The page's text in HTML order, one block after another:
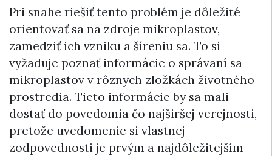
Pri snahe riešiť tento problém je dôležité
orientovať sa na zdroje mikroplastov,
zamedziť ich vzniku a šíreniu sa. To si
vyžaduje poznať informácie o správaní sa
mikroplastov v rôznych zložkách životného
prostredia. Tieto informácie by sa mali
dostať do povedomia čo najširšej verejnosti,
pretože uvedomenie si vlastnej
zodpovednosti je prvým a najdôležitejším